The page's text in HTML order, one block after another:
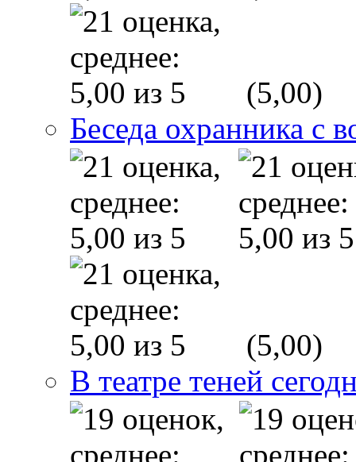
(5,00)
Беседа охранника с
(5,00)
В театре теней